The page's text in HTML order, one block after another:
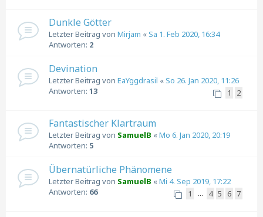
Dunkle Götter
Letzter Beitrag von Mirjam «Sa 1. Feb 2020, 16:34
Antworten: 2
Devination
Letzter Beitrag von EaYggdrasil «So 26. Jan 2020, 11:26
Antworten: 13 1 2
Fantastischer Klartraum
Letzter Beitrag von SamuelB «Mo 6. Jan 2020, 20:19
Antworten: 5
Übernatürliche Phänomene
Letzter Beitrag von SamuelB «Mi 4. Sep 2019, 17:22
Antworten: 66 1 … 4 5 6 7